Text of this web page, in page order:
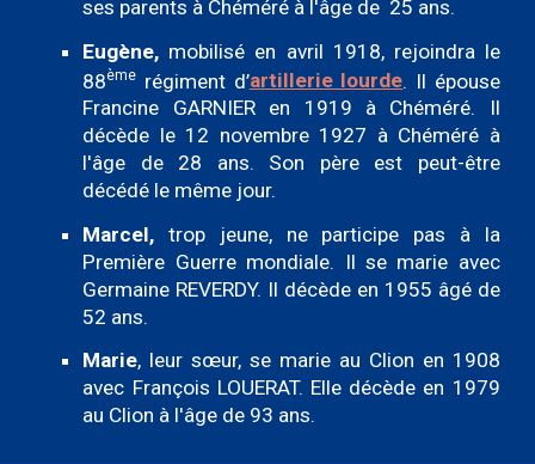
ses parents à Chéméré à l'âge de 25 ans.
Eugène, mobilisé en avril 1918, rejoindra le
88ème régiment d’artillerie lourde. Il épouse
Francine GARNIER en 1919 à Chéméré. Il
décède le 12 novembre 1927 à Chéméré à
l'âge de 28 ans. Son père est peut-être
décédé le même jour.
Marcel,trop jeune, ne participe pas à la
Première Guerre mondiale. Il se marie avec
Germaine REVERDY. Il décède en 1955 âgé de
52 ans.
Marie, leur sœur, se marie au Clion en 1908
avec François LOUERAT. Elle décède en 1979
au Clion à l'âge de 93 ans.